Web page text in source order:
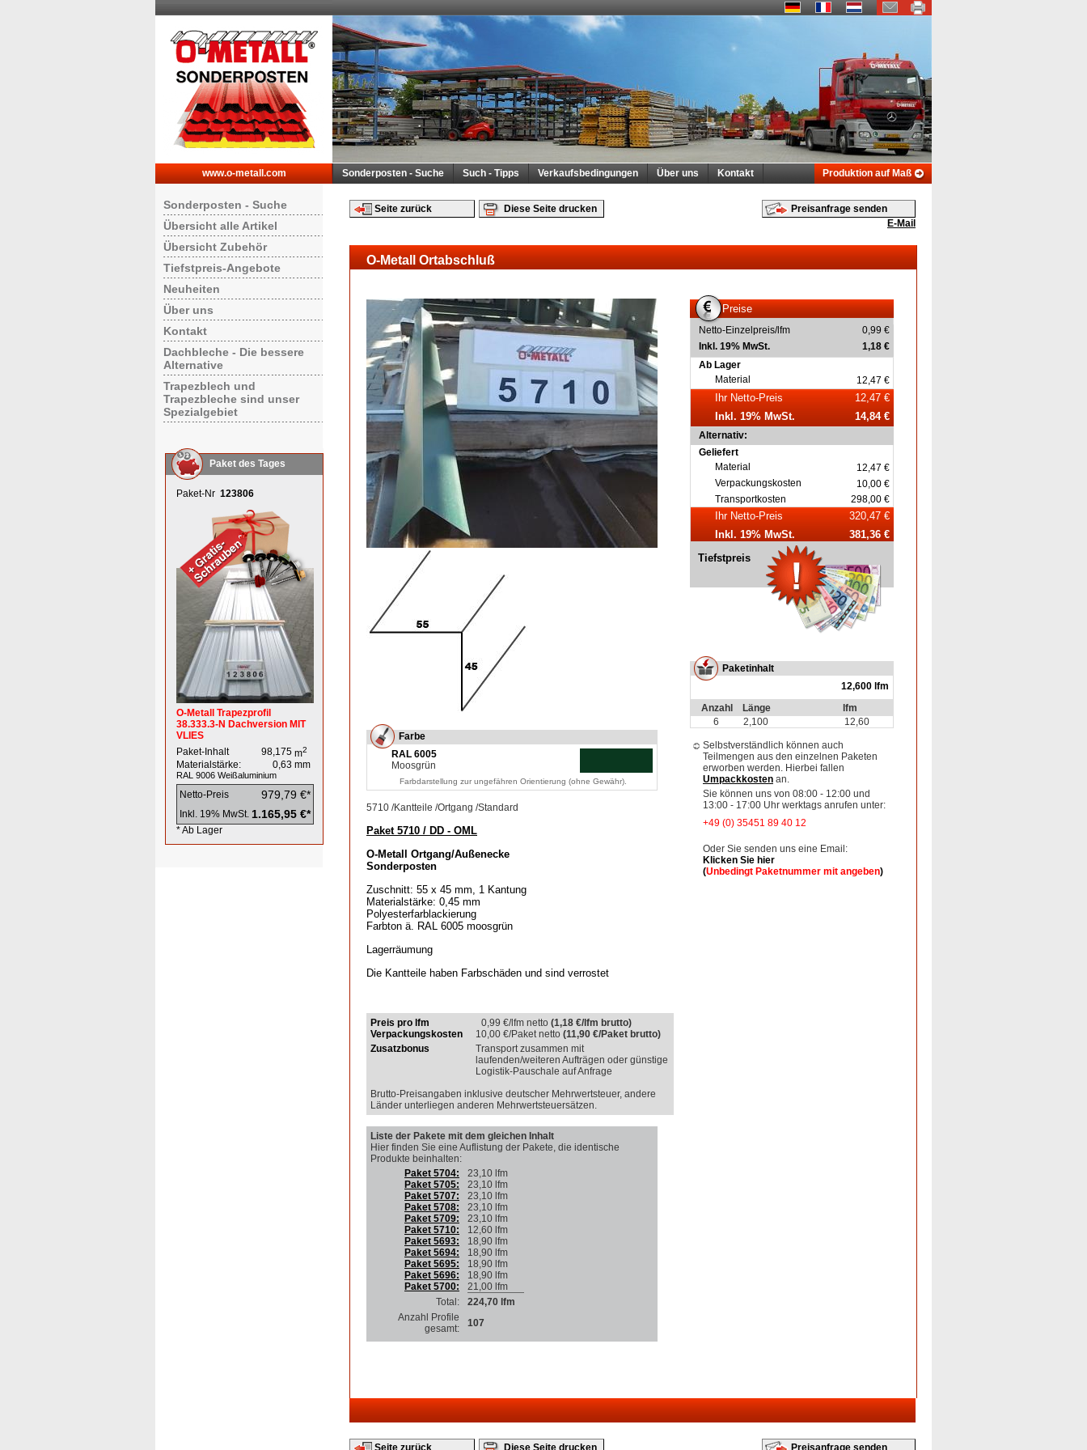
www.o-metall.com Sonderposten - Suche Such - Tipps Verkaufsbedingungen Über uns Kontakt Produktion auf Maß
Sonderposten - Suche
Übersicht alle Artikel
Übersicht Zubehör
Tiefstpreis-Angebote
Neuheiten
Über uns
Kontakt
Dachbleche - Die bessere
Alternative
Trapezblech und
Trapezbleche sind unser
Spezialgebiet
Paket des Tages
Paket-Nr 123806
O-Metall Trapezprofil
38.333.3-N Dachversion MIT
VLIES
Paket-Inhalt
98,175 m2
Materialstärke: 0,63 mm
RAL 9006 Weißaluminium
Netto-Preis 979,79 €*
Inkl. 19% MwSt. 1.165,95 €*
* Ab Lager
Seite zurück Diese Seite drucken
Preisanfrage senden
E-Mail
O-Metall Ortabschluß
Farbe
RAL 6005
Moosgrün
Farbdarstellung zur ungefähren Orientierung (ohne Gewähr).
5710 /Kantteile /Ortgang /Standard
Paket 5710 / DD - OML
O-Metall Ortgang/Außenecke
Sonderposten
Zuschnitt: 55 x 45 mm, 1 Kantung
Materialstärke: 0,45 mm
Polyesterfarblackierung
Farbton ä. RAL 6005 moosgrün
Lagerräumung
Die Kantteile haben Farbschäden und sind verrostet
Preis pro lfm 0,99 €/lfm netto (1,18 €/lfm brutto)
Verpackungskosten
10,00 €/Paket netto (11,90 €/Paket brutto)
Zusatzbonus
Transport zusammen mit
laufenden/weiteren Aufträgen oder günstige
Logistik-Pauschale auf Anfrage
Brutto-Preisangaben inklusive deutscher Mehrwertsteuer, andere
Länder unterliegen anderen Mehrwertsteuersätzen.
Liste der Pakete mit dem gleichen Inhalt
Hier finden Sie eine Auflistung der Pakete, die identische
Produkte beinhalten:
Paket 5704:
Paket 5705:
Paket 5707:
Paket 5708:
Paket 5709:
Paket 5710:
Paket 5693:
Paket 5694:
Paket 5695:
Paket 5696:
Paket 5700:
23,10 lfm
23,10 lfm
23,10 lfm
23,10 lfm
23,10 lfm
12,60 lfm
18,90 lfm
18,90 lfm
18,90 lfm
18,90 lfm
21,00 lfm
Total:
224,70 lfm
Anzahl Profile
gesamt:
107
Preise
Netto-Einzelpreis/lfm
0,99 €
Inkl. 19% MwSt.
1,18 €
Ab Lager
Material
12,47 €
Ihr Netto-Preis
12,47 €
Inkl. 19% MwSt.
14,84 €
Alternativ:
Geliefert
Material
12,47 €
Verpackungskosten
10,00 €
Transportkosten
298,00 €
Ihr Netto-Preis
320,47 €
Inkl. 19% MwSt.
381,36 €
Tiefstpreis
Paketinhalt
12,600 lfm
Anzahl
Länge
lfm
6
2,100 12,60
Selbstverständlich können auch
Teilmengen aus den einzelnen Paketen
erworben werden. Hierbei fallen
Umpackkosten an.
Sie können uns von 08:00 - 12:00 und
13:00 - 17:00 Uhr werktags anrufen unter:
+49 (0) 35451 89 40 12
Oder Sie senden uns eine Email:
Klicken Sie hier
(Unbedingt Paketnummer mit angeben)
Seite zurück Diese Seite drucken Preisanfrage senden